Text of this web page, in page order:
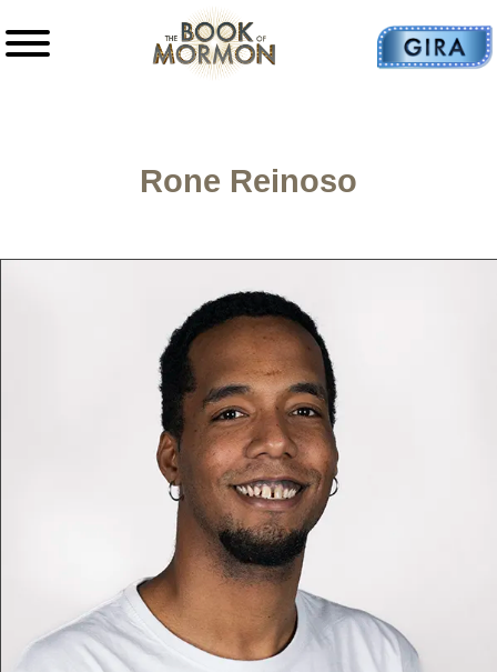
Rone Reinoso